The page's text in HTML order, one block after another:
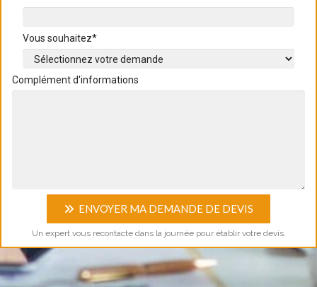
Vous souhaitez*
Complément d'informations
ENVOYER MA DEMANDE DE DEVIS
Un expert vous recontacte dans la journée pour établir votre devis.